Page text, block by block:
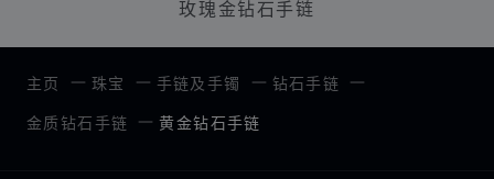
玫瑰金钻石手链
主页 珠宝 手链及手镯 钻石手链
金质钻石手链 黄金钻石手链